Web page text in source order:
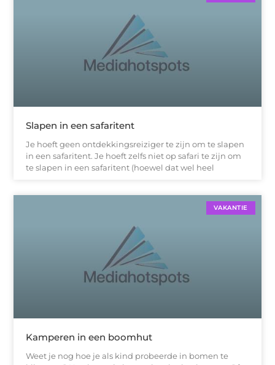
Slapen in een safaritent
Je hoeft geen ontdekkingsreiziger te zijn om te slapen
in een safaritent. Je hoeft zelfs niet op safari te zijn om
te slapen in een safaritent (hoewel dat wel heel
VAKANTIE
Kamperen in een boomhut
Weet je nog hoe je als kind probeerde in bomen te